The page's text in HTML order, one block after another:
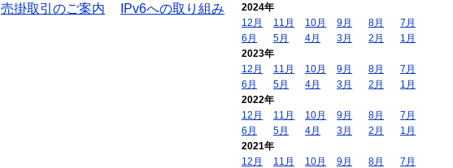
売掛取引のご案内
IPv6への取り組み
2024年
12月
11月 10月 9月 8月
7月
6月
5月 4月 3月 2月
1月
2023年
12月
11月 10月 9月 8月
7月
6月
5月 4月 3月 2月
1月
2022年
12月
11月 10月 9月 8月
7月
6月
5月 4月 3月 2月
1月
2021年
12月
11月 10月 9月 8月
7月